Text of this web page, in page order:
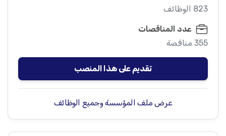
823 الوظائف
عدد المناقصات
355 مناقصة
تقديم على هذا المنصب
عرض ملف المؤسسة وجميع الوظائف